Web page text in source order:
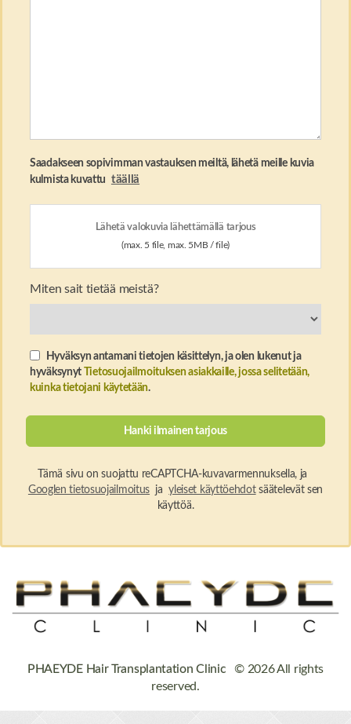
Saadakseen sopivimman vastauksen meiltä, ​​lähetä meille kuvia
kulmista kuvattu täällä
Lähetä valokuvia lähettämällä tarjous
(max. 5 file, max. 5MB / file)
Miten sait tietää meistä?
Hyväksyn antamani tietojen käsittelyn, ja olen lukenut ja
hyväksynyt
Tietosuojailmoituksen asiakkaille, jossa selitetään,
kuinka tietojani käytetään.
Tämä sivu on suojattu reCAPTCHA-kuvavarmennuksella, ja
Googlen tietosuojailmoitus jayleiset käyttöehdotsäätelevät sen
käyttöä.
PHAEYDE Hair Transplantation Clinic
© 2026 All rights
reserved.